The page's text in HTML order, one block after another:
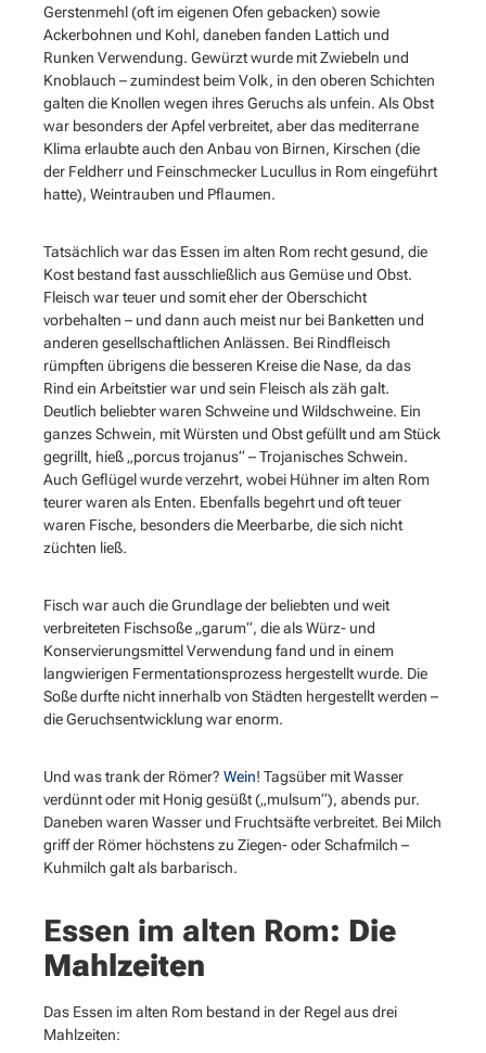
Gerstenmehl (oft im eigenen Ofen gebacken) sowie
Ackerbohnen und Kohl, daneben fanden Lattich und
Runken Verwendung. Gewürzt wurde mit Zwiebeln und
Knoblauch – zumindest beim Volk, in den oberen Schichten
galten die Knollen wegen ihres Geruchs als unfein. Als Obst
war besonders der Apfel verbreitet, aber das mediterrane
Klima erlaubte auch den Anbau von Birnen, Kirschen (die
der Feldherr und Feinschmecker Lucullus in Rom eingeführt
hatte), Weintrauben und Pflaumen.
Tatsächlich war das Essen im alten Rom recht gesund, die
Kost bestand fast ausschließlich aus Gemüse und Obst.
Fleisch war teuer und somit eher der Oberschicht
vorbehalten – und dann auch meist nur bei Banketten und
anderen gesellschaftlichen Anlässen. Bei Rindfleisch
rümpften übrigens die besseren Kreise die Nase, da das
Rind ein Arbeitstier war und sein Fleisch als zäh galt.
Deutlich beliebter waren Schweine und Wildschweine. Ein
ganzes Schwein, mit Würsten und Obst gefüllt und am Stück
gegrillt, hieß „porcus trojanus“ – Trojanisches Schwein.
Auch Geflügel wurde verzehrt, wobei Hühner im alten Rom
teurer waren als Enten. Ebenfalls begehrt und oft teuer
waren Fische, besonders die Meerbarbe, die sich nicht
züchten ließ.
Fisch war auch die Grundlage der beliebten und weit
verbreiteten Fischsoße „garum“, die als Würz- und
Konservierungsmittel Verwendung fand und in einem
langwierigen Fermentationsprozess hergestellt wurde. Die
Soße durfte nicht innerhalb von Städten hergestellt werden –
die Geruchsentwicklung war enorm.
Und was trank der Römer? Wein! Tagsüber mit Wasser
verdünnt oder mit Honig gesüßt („mulsum“), abends pur.
Daneben waren Wasser und Fruchtsäfte verbreitet. Bei Milch
griff der Römer höchstens zu Ziegen- oder Schafmilch –
Kuhmilch galt als barbarisch.
Essen im alten Rom: Die
Mahlzeiten
Das Essen im alten Rom bestand in der Regel aus drei
Mahlzeiten: